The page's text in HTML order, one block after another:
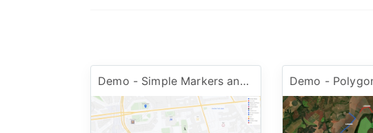
Demo - Simple Markers and Images